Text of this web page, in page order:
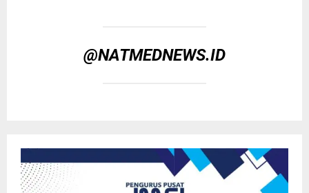
@NATMEDNEWS.ID